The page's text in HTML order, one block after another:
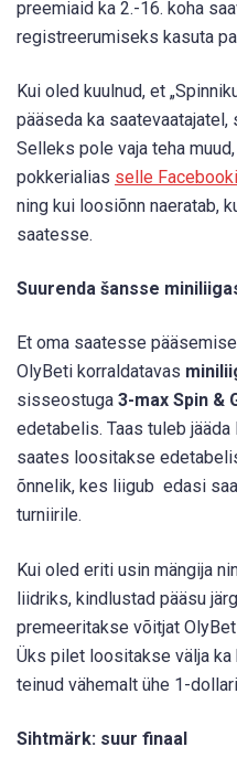
preemiaid ka 2.-16. koha
registreerumiseks kasuta
Kui oled kuulnud, et
pääseda ka
Selleks pole vaja teha
pokkerialias selle
ning kui loosiõnn naeratab,
saatesse.
Suurenda šansse
Et oma saatesse
OlyBeti korraldatavas
sisseostuga 3-max Spin &
edetabelis. Taas tuleb
saates loositakse
õnnelik, kes liigub edasi
turniirile.
Kui oled eriti usin mängija
liidriks, kindlustad pääsu
premeeritakse võitjat
Üks pilet loositakse välja
teinud vähemalt ühe 1-
Sihtmärk: suur finaal